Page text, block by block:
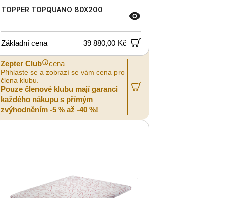
TOPPER TOPQUANO 80X200
Základní cena 39 880,00 Kč
Zepter Club cena
Přihlaste se a zobrazí se vám cena pro
člena klubu.
Pouze členové klubu mají garanci
každého nákupu s přímým
zvýhodněním -5 % až -40 %!